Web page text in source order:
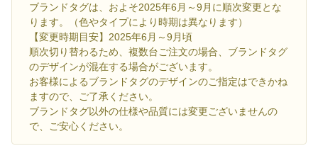
ブランドタグは、およそ2025年6月～9月に順次変更とな
ります。（色やタイプにより時期は異なります）
【変更時期目安】2025年6月～9月頃
順次切り替わるため、複数台ご注文の場合、ブランドタグ
のデザインが混在する場合がございます。
お客様によるブランドタグのデザインのご指定はできかね
ますので、ご了承ください。
ブランドタグ以外の仕様や品質には変更ございませんの
で、ご安心ください。